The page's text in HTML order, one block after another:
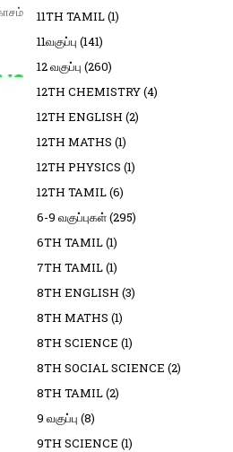
11TH TAMIL(1)
11வகுப்பு (141)
12 வகுப்பு (260)
12TH CHEMISTRY(4)
12TH ENGLISH (2)
12TH MATHS (1)
12TH PHYSICS (1)
12TH TAMIL(6)
6-9 வகுப்புகள்(295)
6TH TAMIL(1)
7TH TAMIL(1)
8TH ENGLISH (3)
8TH MATHS (1)
8TH SCIENCE (1)
8TH SOCIAL SCIENCE (2)
8TH TAMIL(2)
9 வகுப்பு (8)
9TH SCIENCE (1)